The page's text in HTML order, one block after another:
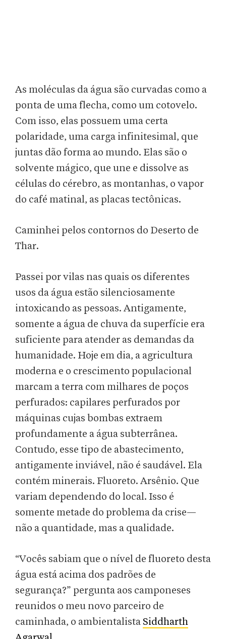
As moléculas da água são curvadas como a
ponta de uma flecha, como um cotovelo.
Com isso, elas possuem uma certa
polaridade, uma carga infinitesimal, que
juntas dão forma ao mundo. Elas são o
solvente mágico, que une e dissolve as
células do cérebro, as montanhas, o vapor
do café matinal, as placas tectônicas.
Caminhei pelos contornos do Deserto de
Thar.
Passei por vilas nas quais os diferentes
usos da água estão silenciosamente
intoxicando as pessoas. Antigamente,
somente a água de chuva da superfície era
suficiente para atender as demandas da
humanidade. Hoje em dia, a agricultura
moderna e o crescimento populacional
marcam a terra com milhares de poços
perfurados: capilares perfurados por
máquinas cujas bombas extraem
profundamente a água subterrânea.
Contudo, esse tipo de abastecimento,
antigamente inviável, não é saudável. Ela
contém minerais. Fluoreto. Arsênio. Que
variam dependendo do local. Isso é
somente metade do problema da crise—
não a quantidade, mas a qualidade.
“Vocês sabiam que o nível de fluoreto desta
água está acima dos padrões de
segurança?” pergunta aos camponeses
reunidos o meu novo parceiro de
caminhada, o ambientalista Siddharth